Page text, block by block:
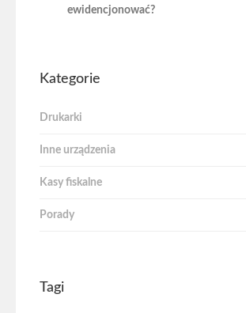
ewidencjonować?
Kategorie
Drukarki
Inne urządzenia
Kasy fiskalne
Porady
Tagi